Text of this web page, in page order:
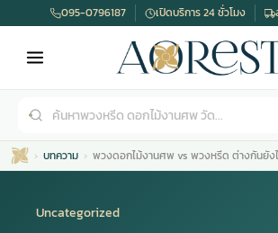
095-0796187 เปิดบริการ 24 ชั่วโมง
บทความ พวงดอกไม้งานศพ vs พวงหรีด ต่างกันยัง
Uncategorized